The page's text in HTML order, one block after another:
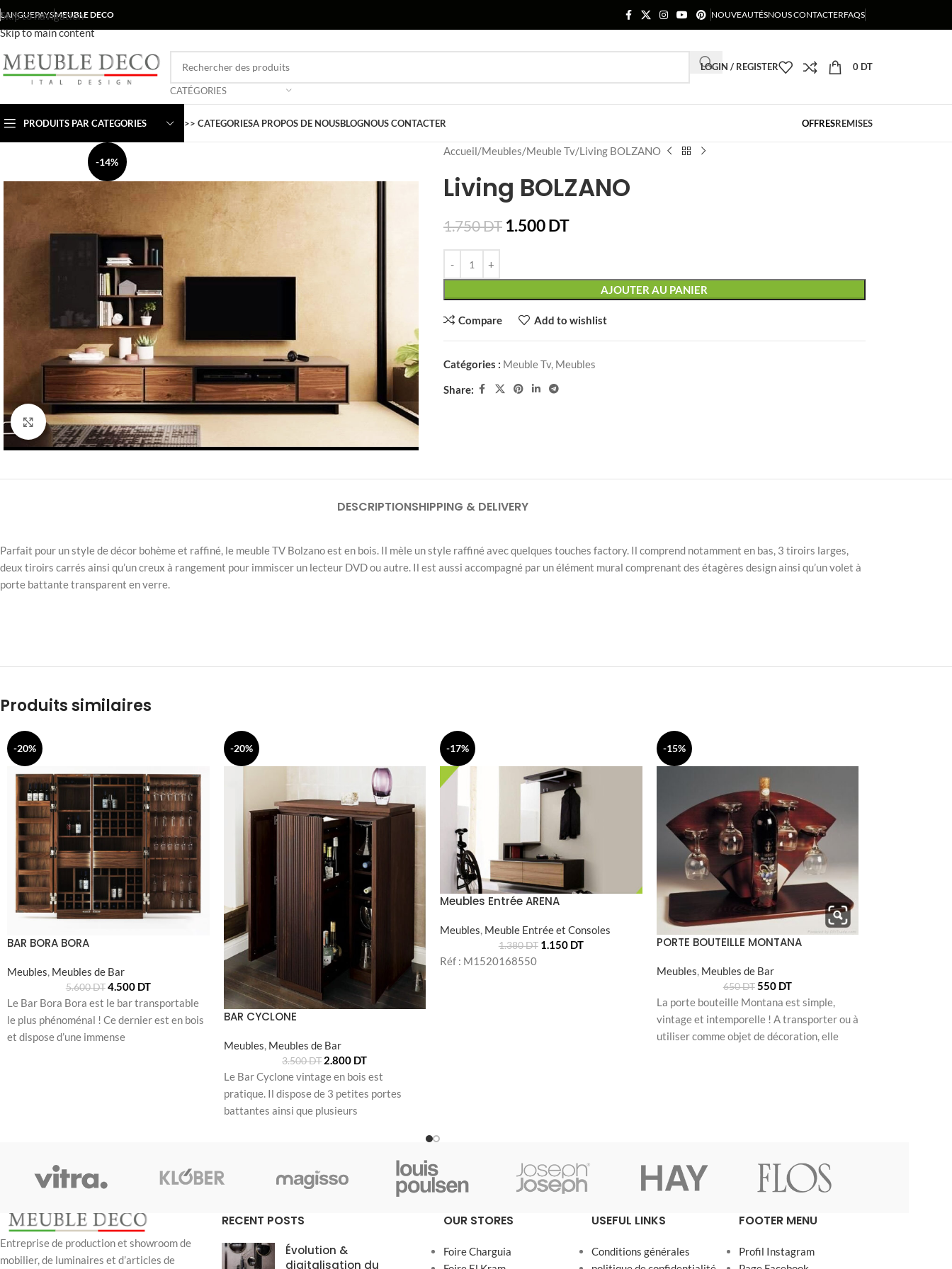
Skip to navigation
Skip to main content
LANGUEPAYSMEUBLE DECO NOUVEAUTÉSNOUS CONTACTERFAQS
CATÉGORIES
LOGIN / REGISTER 0 DT
PRODUITS PAR CATEGORIES >> CATEGORIESA PROPOS DE NOUSBLOGNOUS CONTACTER OFFRESREMISES
-14%
Click to enlarge
Accueil Meubles Meuble Tv Living BOLZANO
Living BOLZANO
1.750DT 1.500DT
AJOUTER AU PANIER
Compare Add to wishlist
Catégories : Meuble Tv, Meubles
Share:
DESCRIPTIONSHIPPING & DELIVERY
Parfait pour un style de décor bohème et raffiné, le meuble TV Bolzano est en bois. Il mèle un style raffiné avec quelques touches factory. Il comprend notamment en bas, 3 tiroirs larges,
deux tiroirs carrés ainsi qu’un creux à rangement pour immiscer un lecteur DVD ou autre. Il est aussi accompagné par un élément mural comprenant des étagères design ainsi qu’un volet à
porte battante transparent en verre.
Produits similaires
-20%
BAR BORA BORA
Meubles, Meubles de Bar
5.600DT 4.500 DT
Le Bar Bora Bora est le bar transportable
le plus phénoménal ! Ce dernier est en bois
et dispose d’une immense
-20%
BAR CYCLONE
Meubles, Meubles de Bar
3.500DT 2.800 DT
Le Bar Cyclone vintage en bois est
pratique. Il dispose de 3 petites portes
battantes ainsi que plusieurs
-17%
Meubles Entrée ARENA
Meubles, Meuble Entrée et Consoles
1.380DT 1.150 DT
Réf : M1520168550
-15%
PORTE BOUTEILLE MONTANA
Meubles Meubles de Bar
650DT 550 DT
La porte bouteille Montana est simple,
vintage et intemporelle ! A transporter ou à
utiliser comme objet de décoration, elle
Entreprise de production et showroom de
mobilier, de luminaires et d’articles de
RECENT POSTS
Évolution &
digitalisation du
OUR STORES
Foire Charguia
USEFUL LINKS
Conditions générales
FOOTER MENU
Profil Instagram